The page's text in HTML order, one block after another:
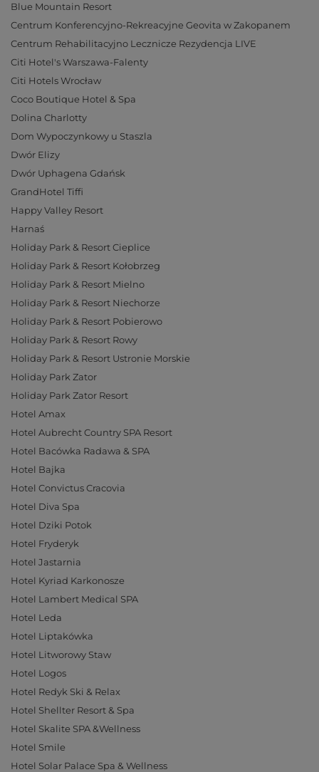
Blue Mountain Resort
Centrum Konferencyjno-Rekreacyjne Geovita w Zakopanem
Centrum Rehabilitacyjno Lecznicze Rezydencja LIVE
Citi Hotel's Warszawa-Falenty
Citi Hotels Wrocław
Coco Boutique Hotel & Spa
Dolina Charlotty
Dom Wypoczynkowy u Staszla
Dwór Elizy
Dwór Uphagena Gdańsk
GrandHotel Tiffi
Happy Valley Resort
Harnaś
Holiday Park & Resort Cieplice
Holiday Park & Resort Kołobrzeg
Holiday Park & Resort Mielno
Holiday Park & Resort Niechorze
Holiday Park & Resort Pobierowo
Holiday Park & Resort Rowy
Holiday Park & Resort Ustronie Morskie
Holiday Park Zator
Holiday Park Zator Resort
Hotel Amax
Hotel Aubrecht Country SPA Resort
Hotel Bacówka Radawa & SPA
Hotel Bajka
Hotel Convictus Cracovia
Hotel Diva Spa
Hotel Dziki Potok
Hotel Fryderyk
Hotel Jastarnia
Hotel Kyriad Karkonosze
Hotel Lambert Medical SPA
Hotel Leda
Hotel Liptakówka
Hotel Litworowy Staw
Hotel Logos
Hotel Redyk Ski & Relax
Hotel Shellter Resort & Spa
Hotel Skalite SPA &Wellness
Hotel Smile
Hotel Solar Palace Spa & Wellness